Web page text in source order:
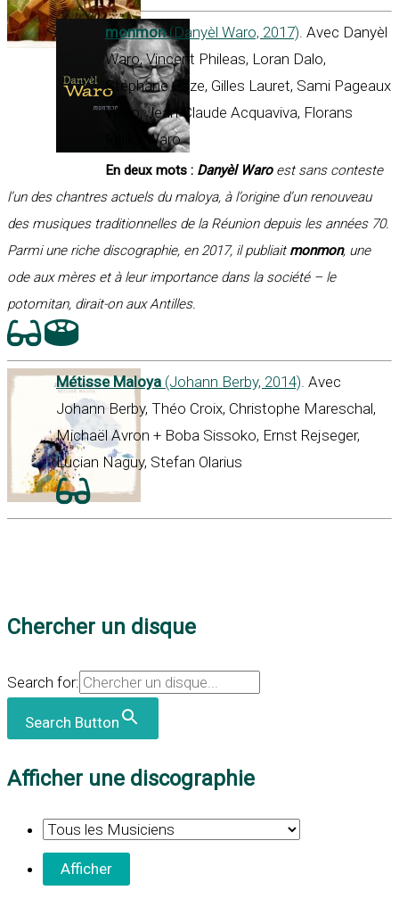
monmon(Danyèl Waro, 2017). Avec Danyèl
Waro, Vincent Phileas, Loran Dalo,
Stéphane Gaze, Gilles Lauret, Sami Pageaux
Waro, Jean-Claude Acquaviva, Florans
Féliks Waro
En deux mots : Danyèl Waroest sans conteste
l’un des chantres actuels du maloya, à l’origine d’un renouveau
des musiques traditionnelles de la Réunion depuis les années 70.
Parmi une riche discographie, en 2017, il publiaitmonmon, une
ode aux mères et à leur importance dans la société – le
potomitan, dirait-on aux Antilles.
Métisse Maloya (Johann Berby, 2014). Avec
Johann Berby, Théo Croix, Christophe Mareschal,
Michaël Avron + Boba Sissoko, Ernst Rejseger,
Lucian Naguy, Stefan Olarius
Chercher un disque
Search for:
Search Button
Afficher une discographie